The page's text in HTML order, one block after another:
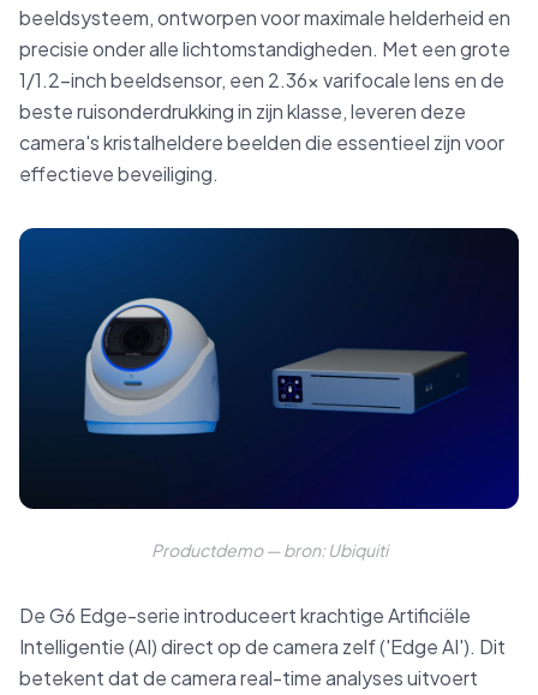
beeldsysteem, ontworpen voor maximale helderheid en
precisie onder alle lichtomstandigheden. Met een grote
1/1.2-inch beeldsensor, een 2.36x varifocale lens en de
beste ruisonderdrukking in zijn klasse, leveren deze
camera's kristalheldere beelden die essentieel zijn voor
effectieve beveiliging.
Productdemo — bron: Ubiquiti
De G6 Edge-serie introduceert krachtige Artificiële
Intelligentie (AI) direct op de camera zelf ('Edge AI'). Dit
betekent dat de camera real-time analyses uitvoert